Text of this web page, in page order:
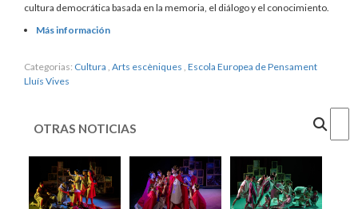
cultura democrática basada en la memoria, el diálogo y el conocimiento.
Más información
Categorias: Cultura Arts escèniques Escola Europea de Pensament
Lluís Vives
OTRAS NOTICIAS